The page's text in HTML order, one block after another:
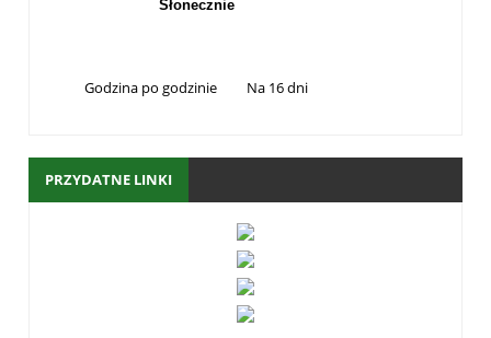
Godzina po godzinie Na 16 dni
PRZYDATNE LINKI